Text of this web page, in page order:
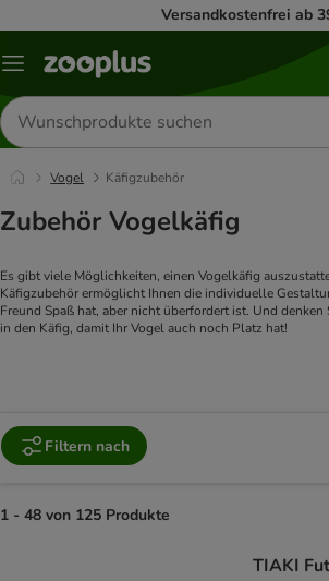
Versandkostenfrei ab
Menü
Produkte
suchen
Vogel Käfigzubehör
Zubehör Vogelkäfig
Es gibt viele Möglichkeiten, einen Vogelkäfig
Käfigzubehör ermöglicht Ihnen die individuelle
Freund Spaß hat, aber nicht überfordert ist. Und
in den Käfig, damit Ihr Vogel auch noch Platz hat!
Filtern nach
1 - 48 von 125 Produkte
TIAKI